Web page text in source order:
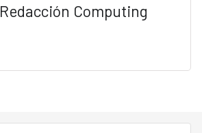
Redacción Computing